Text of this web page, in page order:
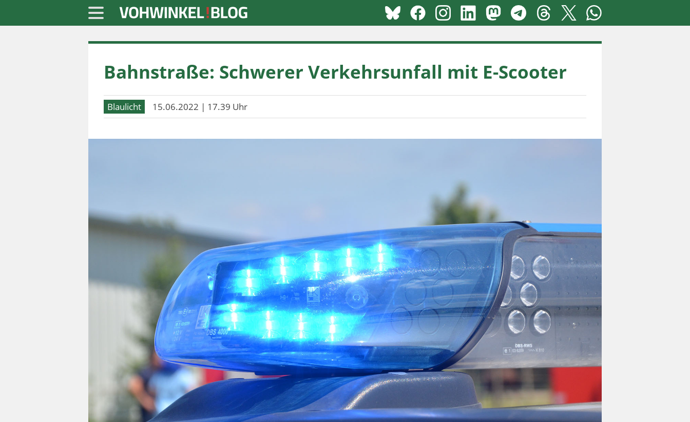
Startseite
» Blaulicht
» Notizen
Datenschutz
Impressum
Bahnstraße: Schwerer Verkehrsunfall mit E-Scooter
Blaulicht 15.06.2022 | 17.39 Uhr